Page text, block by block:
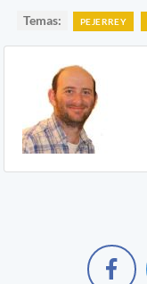
Temas: PEJERREY